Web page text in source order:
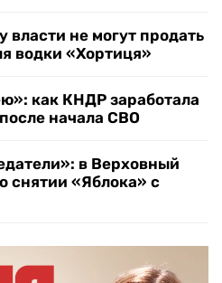
власти не могут продать
водки «Хортиця»
как КНДР заработала
начала СВО
в Верховный
снятии «Яблока» с